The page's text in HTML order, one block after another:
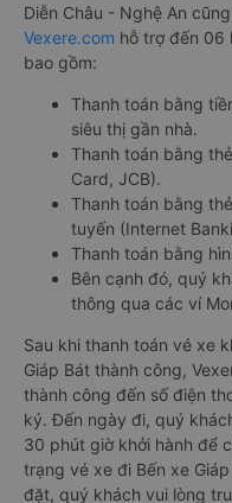
Diễn Châu - Nghệ An
Vexere.com hỗ trợ đến 06
bao gồm:
Thanh toán bằng
siêu thị gần nhà.
Thanh toán bằng
Card, JCB).
Thanh toán bằng
tuyến (Internet
Thanh toán bằng
Bên cạnh đó, quý
thông qua các ví
Sau khi thanh toán vé xe
Giáp Bát thành công,
thành công đến số điện
ký. Đến ngày đi, quý
30 phút giờ khởi hành để
trạng vé xe đi Bến xe
đặt, quý khách vui lòng